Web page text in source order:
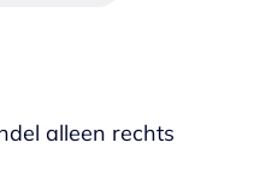
alleen rechts